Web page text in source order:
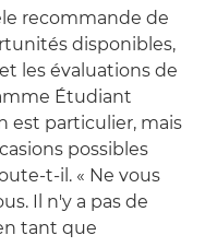
recommande de
disponibles,
les évaluations de
Étudiant
est particulier, mais
possibles
t-il. « Ne vous
Il n'y a pas de
tant que